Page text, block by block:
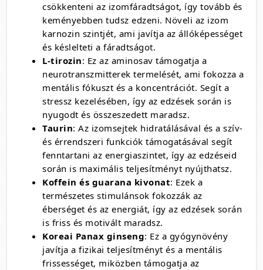
csökkenteni az izomfáradtságot, így tovább és
keményebben tudsz edzeni. Növeli az izom
karnozin szintjét, ami javítja az állóképességet
és késlelteti a fáradtságot.
L-tirozin: Ez az aminosav támogatja a
neurotranszmitterek termelését, ami fokozza a
mentális fókuszt és a koncentrációt. Segít a
stressz kezelésében, így az edzések során is
nyugodt és összeszedett maradsz.
Taurin: Az izomsejtek hidratálásával és a szív-
és érrendszeri funkciók támogatásával segít
fenntartani az energiaszintet, így az edzéseid
során is maximális teljesítményt nyújthatsz.
Koffein és guarana kivonat: Ezek a
természetes stimulánsok fokozzák az
éberséget és az energiát, így az edzések során
is friss és motivált maradsz.
Koreai Panax ginseng: Ez a gyógynövény
javítja a fizikai teljesítményt és a mentális
frissességet, miközben támogatja az